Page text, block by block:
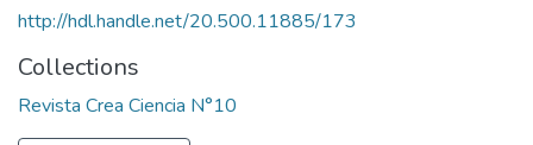
http://hdl.handle.net/20.500.11885/173
Collections
Revista Crea Ciencia N°10